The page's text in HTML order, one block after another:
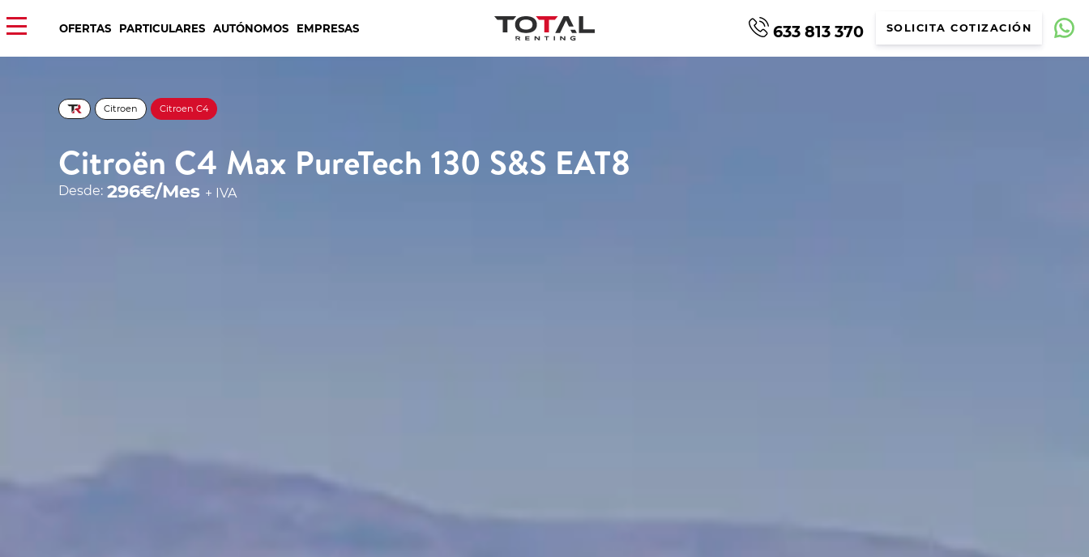
OFERTAS PARTICULARES AUTÓNOMOS EMPRESAS 633 813 370 SOLICITA COTIZACIÓN
Citroen Citroen C4
Citroën C4 Max PureTech 130 S&S EAT8
Desde: 296€/Mes + IVA